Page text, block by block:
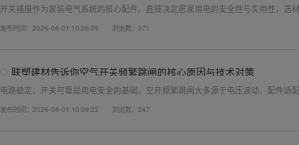
开关插座作为家装电气系统的核心配件，直接决定居家用电的安全性与实用性，选
购“七看”技巧，帮大家精准避坑，挑选安全耐用的开关插座产品。
发布时间：2026-08-01 10:26:09 浏览数：371
联塑建材告诉你空气开关频繁跳闸的核心原因与技术对策
电路稳定、开关可靠是用电安全的基础，空开频繁跳闸大多源于电压波动、配件适
学、稳压防护性能优异，可有效应对电压瞬变、电网波动等场景，减少无故跳闸、误
发布时间：2026-08-01 10:08:22 浏览数：247